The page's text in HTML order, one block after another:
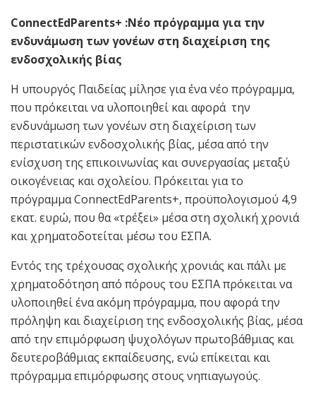
ConnectEdParents+ :Νέο πρόγραμμα για την
ενδυνάμωση των γονέων στη διαχείριση της
ενδοσχολικής βίας
Η υπουργός Παιδείας μίλησε για ένα νέο πρόγραμμα,
που πρόκειται να υλοποιηθεί και αφορά την
ενδυνάμωση των γονέων στη διαχείριση των
περιστατικών ενδοσχολικής βίας, μέσα από την
ενίσχυση της επικοινωνίας και συνεργασίας μεταξύ
οικογένειας και σχολείου. Πρόκειται για το
πρόγραμμα ConnectEdParents+, προϋπολογισμού 4,9
εκατ. ευρώ, που θα «τρέξει» μέσα στη σχολική χρονιά
και χρηματοδοτείται μέσω του ΕΣΠΑ.
Εντός της τρέχουσας σχολικής χρονιάς και πάλι με
χρηματοδότηση από πόρους του ΕΣΠΑ πρόκειται να
υλοποιηθεί ένα ακόμη πρόγραμμα, που αφορά την
πρόληψη και διαχείριση της ενδοσχολικής βίας, μέσα
από την επιμόρφωση ψυχολόγων πρωτοβάθμιας και
δευτεροβάθμιας εκπαίδευσης, ενώ επίκειται και
πρόγραμμα επιμόρφωσης στους νηπιαγωγούς.